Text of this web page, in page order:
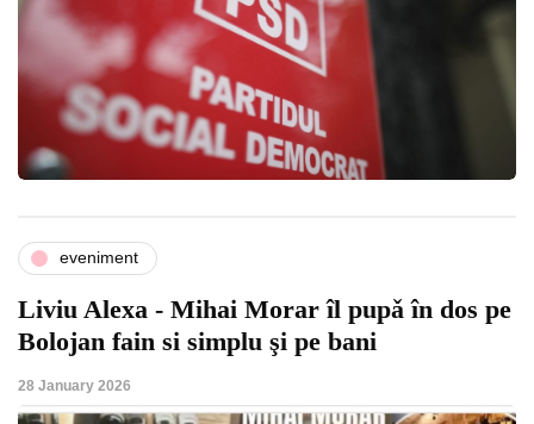
eveniment
Liviu Alexa - Mihai Morar îl pupǎ în dos pe
Bolojan fain si simplu şi pe bani
28 January 2026